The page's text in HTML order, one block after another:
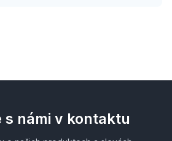
s námi v kontaktu